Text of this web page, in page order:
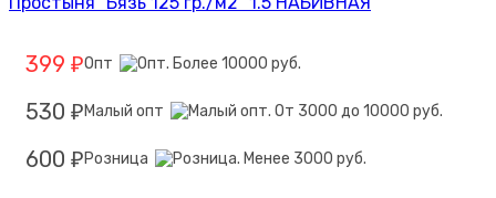
399 ₽Опт
530 ₽ Малый опт
600 ₽ Розница